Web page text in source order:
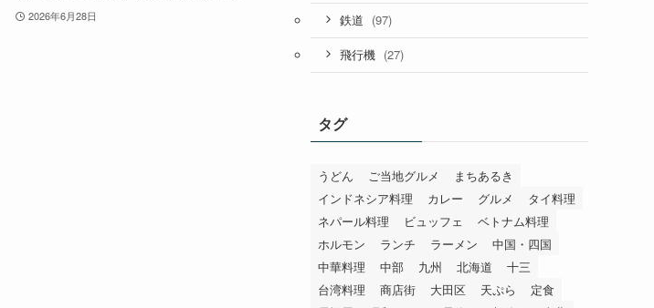
2026年6月28日 鉄道 (97)
飛行機 (27)
タグ
うどん ご当地グルメ
まちあるき
インドネシア料理
カレー グルメ
タイ料理
ネパール料理
ビュッフェ
ベトナム料理
ホルモン
ランチ ラーメン
中国・四国
中華料理
中部 九州 北海道
十三
台湾料理
商店街 大田区 天ぷら
定食